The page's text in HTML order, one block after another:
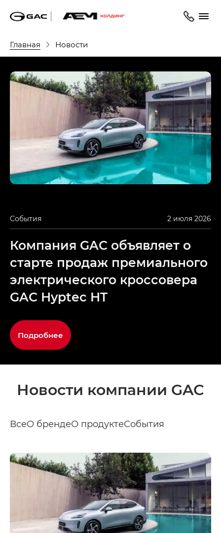
Главная Новости
События 2 июля 2026
Компания GAC объявляет о
старте продаж премиального
электрического кроссовера
GAC Hyptec HT
Подробнее
Новости компании GAC
ВсеО брендеО продуктеСобытия